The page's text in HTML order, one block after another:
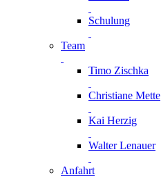
Schulung
Team
Timo Zischka
Christiane Mette
Kai Herzig
Walter Lenauer
Anfahrt